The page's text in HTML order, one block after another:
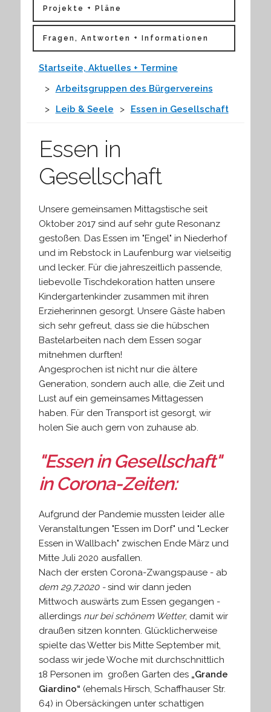
Projekte + Pläne
Fragen, Antworten + Informationen
Startseite, Aktuelles + Termine
Arbeitsgruppen des Bürgervereins
Leib & Seele
Essen in Gesellschaft
Essen in
Gesellschaft
Unsere gemeinsamen Mittagstische seit
Oktober 2017 sind auf sehr gute Resonanz
gestoßen. Das Essen im "Engel" in Niederhof
und im Rebstock in Laufenburg war vielseitig
und lecker. Für die jahreszeitlich passende,
liebevolle Tischdekoration hatten unsere
Kindergartenkinder zusammen mit ihren
Erzieherinnen gesorgt. Unsere Gäste haben
sich sehr gefreut, dass sie die hübschen
Bastelarbeiten nach dem Essen sogar
mitnehmen durften!
Angesprochen ist nicht nur die ältere
Generation, sondern auch alle, die Zeit und
Lust auf ein gemeinsames Mittagessen
haben. Für den Transport ist gesorgt, wir
holen Sie auch gern von zuhause ab.
"Essen in Gesellschaft"
in Corona-Zeiten:
Aufgrund der Pandemie mussten leider alle
Veranstaltungen "Essen im Dorf" und "Lecker
Essen in Wallbach" zwischen Ende März und
Mitte Juli 2020 ausfallen.
Nach der ersten Corona-Zwangspause - ab
dem 29.7.2020 -sind wir dann jeden
Mittwoch auswärts zum Essen gegangen -
allerdings nur bei schönem Wetter, damit wir
draußen sitzen konnten. Glücklicherweise
spielte das Wetter bis Mitte September mit,
sodass wir jede Woche mit durchschnittlich
18 Personen im großen Garten des „Grande
Giardino“ (ehemals Hirsch, Schaffhauser Str.
64) in Obersäckingen unter schattigen